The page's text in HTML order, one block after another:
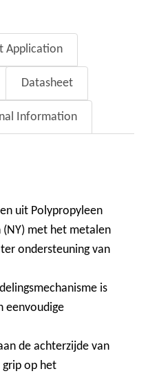
Application
Datasheet
Information
uit Polypropyleen
met het metalen
ondersteuning van
is
eenvoudige
de achterzijde van
grip op het